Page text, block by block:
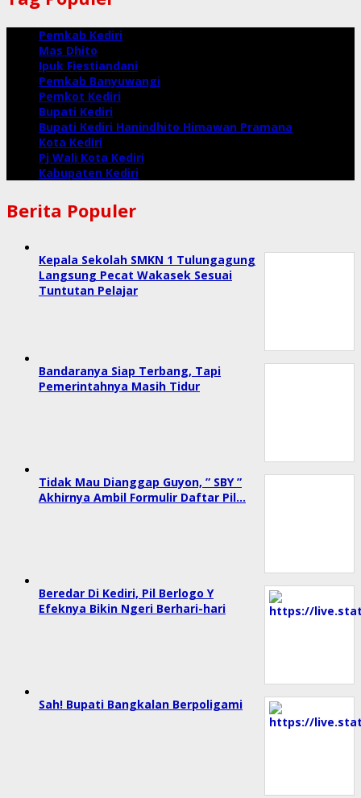
Pemkab Kediri
Mas Dhito
Ipuk Fiestiandani
Pemkab Banyuwangi
Pemkot Kediri
Bupati Kediri
Bupati Kediri Hanindhito Himawan Pramana
Kota Kediri
Pj Wali Kota Kediri
Kabupaten Kediri
Berita Populer
Kepala Sekolah SMKN 1 Tulungagung
Langsung Pecat Wakasek Sesuai
Tuntutan Pelajar
Bandaranya Siap Terbang, Tapi
Pemerintahnya Masih Tidur
Tidak Mau Dianggap Guyon, ” SBY ”
Akhirnya Ambil Formulir Daftar Pil…
Beredar Di Kediri, Pil Berlogo Y
Efeknya Bikin Ngeri Berhari-hari
Sah! Bupati Bangkalan Berpoligami